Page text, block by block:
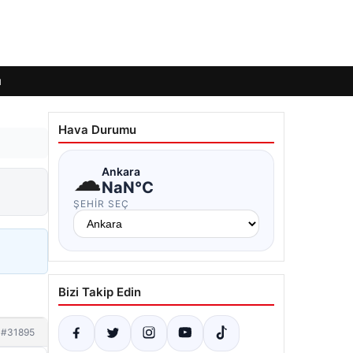
#31895
Hava Durumu
☁Ankara
NaN°C
ŞEHIR SEÇ
Bizi Takip Edin